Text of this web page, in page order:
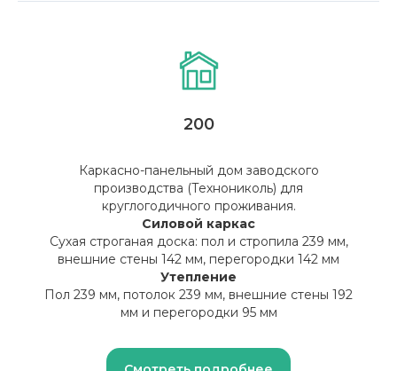
200
Каркасно-панельный дом заводского
производства (Технониколь) для
круглогодичного проживания.
Силовой каркас
Сухая строганая доска: пол и стропила 239 мм,
внешние стены 142 мм, перегородки 142 мм
Утепление
Пол 239 мм, потолок 239 мм, внешние стены 192
мм и перегородки 95 мм